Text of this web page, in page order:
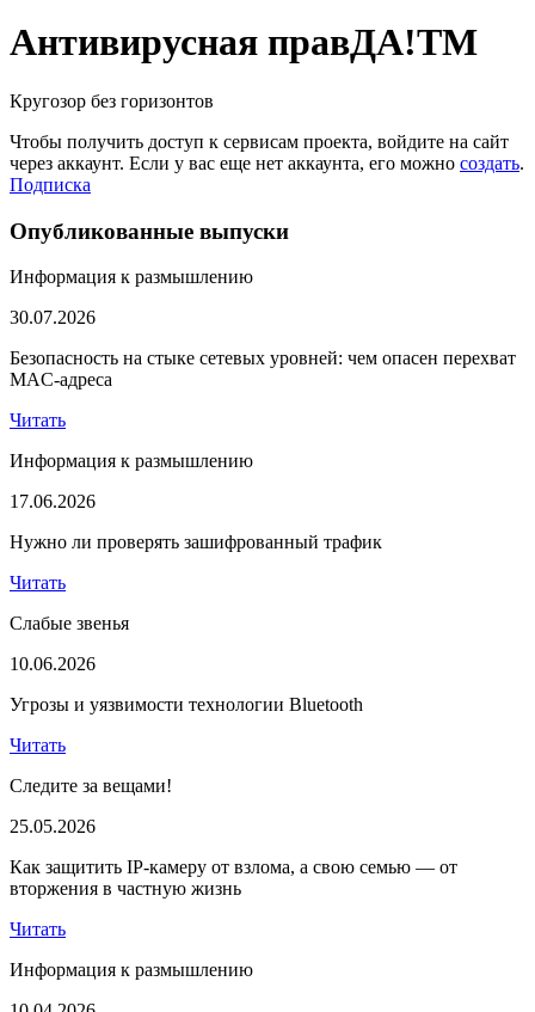
Антивирусная правДА!TM
Кругозор без горизонтов
Чтобы получить доступ к сервисам проекта, войдите на сайт
через аккаунт. Если у вас еще нет аккаунта, его можно создать.
Подписка
Опубликованные выпуски
Информация к размышлению
30.07.2026
Безопасность на стыке сетевых уровней: чем опасен перехват
MAC-адреса
Читать
Информация к размышлению
17.06.2026
Нужно ли проверять зашифрованный трафик
Читать
Слабые звенья
10.06.2026
Угрозы и уязвимости технологии Bluetooth
Читать
Следите за вещами!
25.05.2026
Как защитить IP-камеру от взлома, а свою семью — от
вторжения в частную жизнь
Читать
Информация к размышлению